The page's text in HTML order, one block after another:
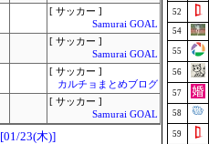
[ サッカー ]
Samurai GOAL
[ サッカー ]
Samurai GOAL
[ サッカー ]
カルチョまとめブログ
[ サッカー ]
Samurai GOAL
[01/23(木)]
52
54
55
56
57
58
59